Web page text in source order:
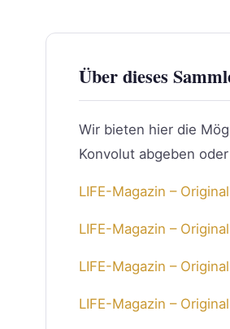
Über dieses
Wir bieten hier die
Konvolut abgeben
LIFE-Magazin –
LIFE-Magazin –
LIFE-Magazin –
LIFE-Magazin –